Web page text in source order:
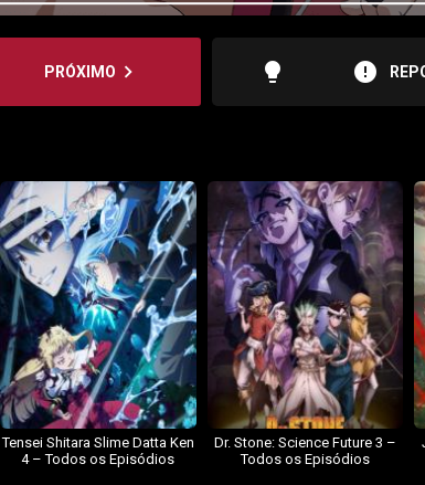
PRÓXIMO navigate_next lightbulb error
Tensei Shitara Slime Datta Ken
4 – Todos os Episódios
Dr. Stone: Science Future 3 –
Todos os Episódios